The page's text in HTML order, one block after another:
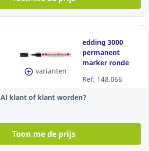
varianten
edding 3000
permanent
marker ronde
zwart
Ref: 148.066
Al klant of klant worden?
Toon me de prijs